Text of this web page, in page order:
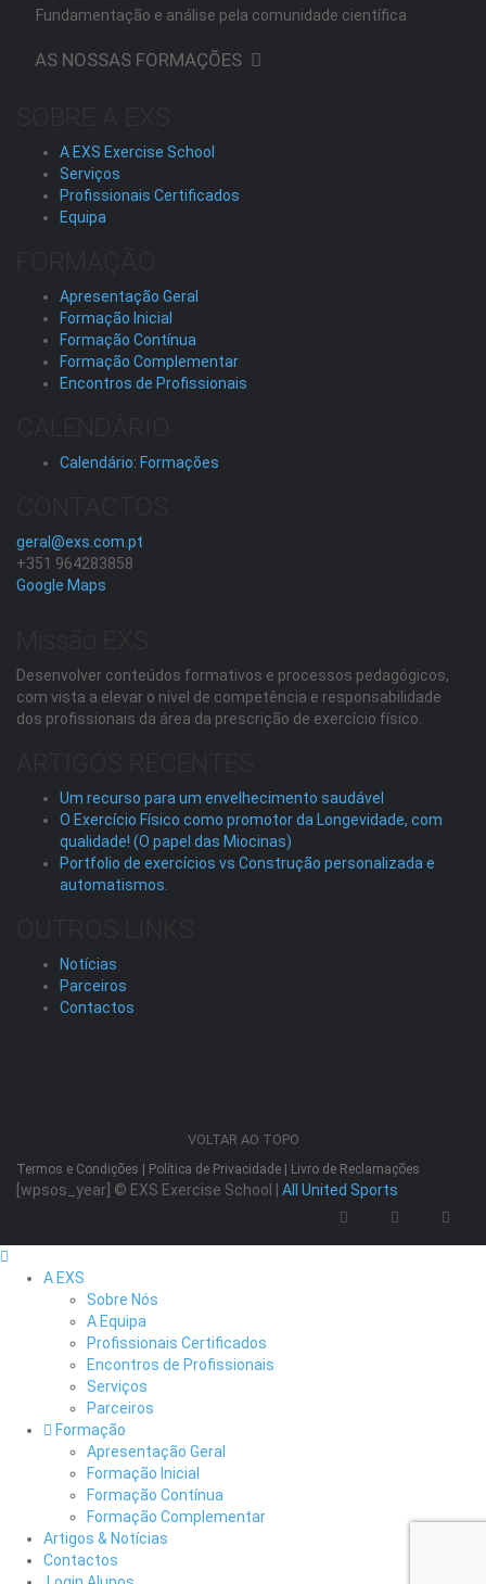
Fundamentação e análise pela comunidade científica
AS NOSSAS FORMAÇÕES
A EXS Exercise School
Serviços
Profissionais Certificados
Equipa
Apresentação Geral
Formação Inicial
Formação Contínua
Formação Complementar
Encontros de Profissionais
Calendário: Formações
geral@exs.com.pt
+351 964283858
Google Maps
Desenvolver conteúdos formativos e processos pedagógicos,
com vista a elevar o nível de competência e responsabilidade
dos profissionais da área da prescrição de exercício físico.
Um recurso para um envelhecimento saudável
O Exercício Físico como promotor da Longevidade, com
qualidade! (O papel das Miocinas)
Portfolio de exercícios vs Construção personalizada e
automatismos.
Notícias
Parceiros
Contactos
VOLTAR AO TOPO
Termos e Condições Política de Privacidade Livro de Reclamações
[wpsos_year] © EXS Exercise School | All United Sports
A EXS
Sobre Nós
A Equipa
Profissionais Certificados
Encontros de Profissionais
Serviços
Parceiros
Formação
Apresentação Geral
Formação Inicial
Formação Contínua
Formação Complementar
Artigos & Notícias
Contactos